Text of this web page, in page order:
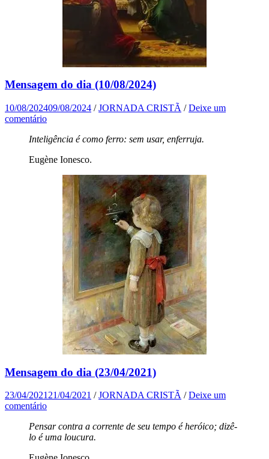
Mensagem do dia (10/08/2024)
10/08/202409/08/2024 /JORNADA CRISTÃ /Deixe um
comentário
Inteligência é como ferro: sem usar, enferruja.
Eugène Ionesco.
Mensagem do dia (23/04/2021)
23/04/202121/04/2021 /JORNADA CRISTÃ /Deixe um
comentário
Pensar contra a corrente de seu tempo é heróico; dizê-
lo é uma loucura.